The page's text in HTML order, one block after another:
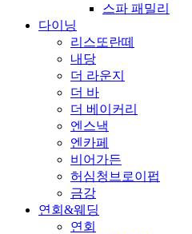
스파 패밀리
다이닝
리스또란떼
내당
더 라운지
더 바
더 베이커리
엔스낵
엔카페
비어가든
허심청브로이펍
금강
연회&웨딩
연회